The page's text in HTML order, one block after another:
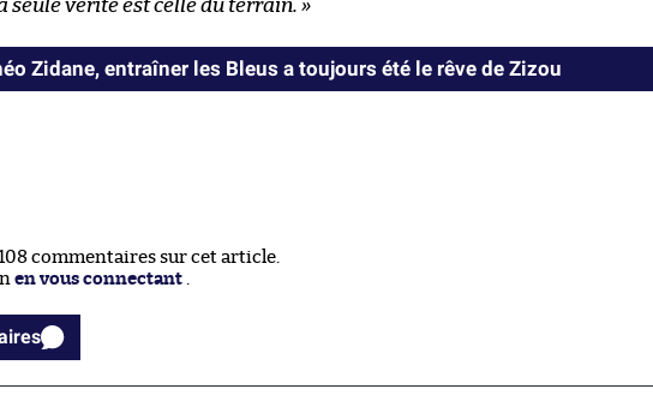
seule vérité est celle du terrain. »
Zidane, entraîner les Bleus a toujours été le rêve de Zizou
commentaires sur cet article.
en vous connectant .